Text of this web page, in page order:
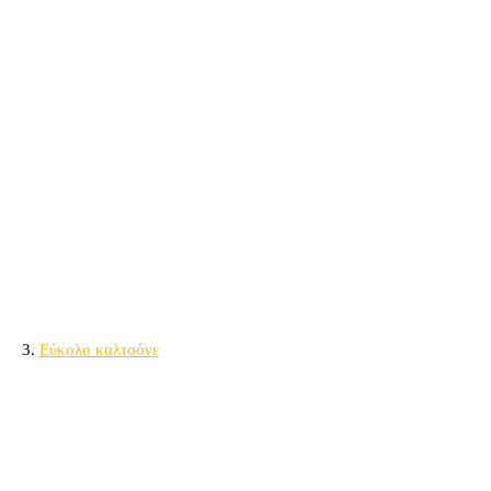
3. Εύκολο καλτσόνε